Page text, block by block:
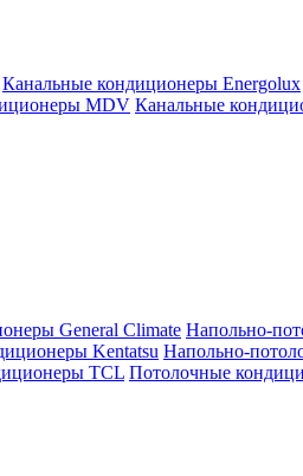
Канальные кондиционеры Energolux
MDV Канальные
General Climate Напольно-
Kentatsu Напольно-
TCL Потолочные